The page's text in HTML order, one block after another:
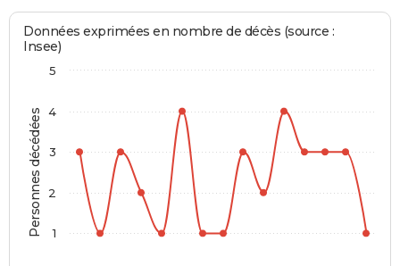
Personnes décédées
Données exprimées en nombre de décès (source :
Insee)
1
2
3
4
5